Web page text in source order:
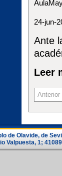
24-jun-
Ante
Leer
Anterior
de Olavide, de
Valpuesta, 1;